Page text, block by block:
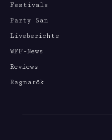
Festivals
Party San
Liveberichte
WFF-News
Reviews
Ragnarök